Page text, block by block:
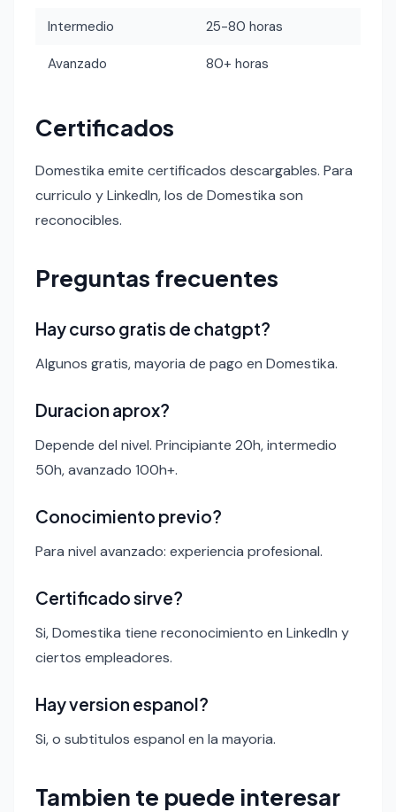
Intermedio 25-80 horas
Avanzado 80+ horas
Certificados
Domestika emite certificados descargables. Para
curriculo y LinkedIn, los de Domestika son
reconocibles.
Preguntas frecuentes
Hay curso gratis de chatgpt?
Algunos gratis, mayoria de pago en Domestika.
Duracion aprox?
Depende del nivel. Principiante 20h, intermedio
50h, avanzado 100h+.
Conocimiento previo?
Para nivel avanzado: experiencia profesional.
Certificado sirve?
Si, Domestika tiene reconocimiento en LinkedIn y
ciertos empleadores.
Hay version espanol?
Si, o subtitulos espanol en la mayoria.
Tambien te puede interesar